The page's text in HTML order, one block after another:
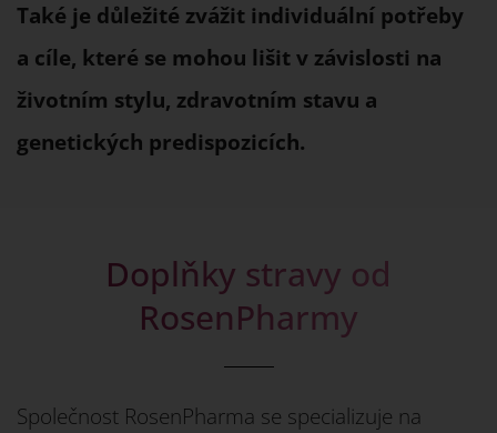
Také je důležité zvážit individuální potřeby
a cíle, které se mohou lišit v závislosti na
životním stylu, zdravotním stavu a
genetických predispozicích.
Doplňky stravy od
RosenPharmy
Společnost RosenPharma se specializuje na